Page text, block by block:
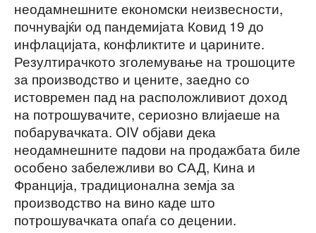
неодамнешните економски неизвесности,
почнувајќи од пандемијата Ковид 19 до
инфлацијата, конфликтите и царините.
Резултирачкото зголемување на трошоците
за производство и цените, заедно со
истовремен пад на расположливиот доход
на потрошувачите, сериозно влијаеше на
побарувачката. OIV објави дека
неодамнешните падови на продажбата биле
особено забележливи во САД, Кина и
Франција, традиционална земја за
производство на вино каде што
потрошувачката опаѓа со децении.